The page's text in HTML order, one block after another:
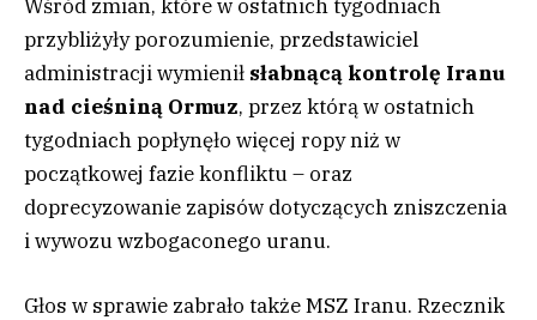
Wśród zmian, które w ostatnich tygodniach
przybliżyły porozumienie, przedstawiciel
administracji wymienił słabnącą kontrolę Iranu
nad cieśniną Ormuz, przez którą w ostatnich
tygodniach popłynęło więcej ropy niż w
początkowej fazie konfliktu – oraz
doprecyzowanie zapisów dotyczących zniszczenia
i wywozu wzbogaconego uranu.
Głos w sprawie zabrało także MSZ Iranu. Rzecznik